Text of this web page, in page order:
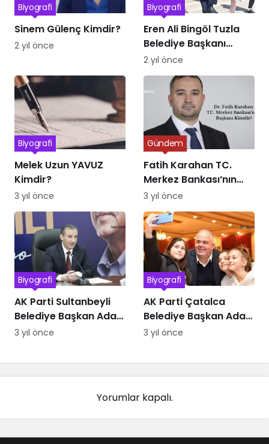
Sinem Gülenç Kimdir?
Biyografi
2 yıl önce
Eren Ali Bingöl Tuzla
Belediye Başkanı
Kimdir
Biyografi
2 yıl önce
Melek Uzun YAVUZ
Kimdir?
Biyografi
3 yıl önce
Fatih Karahan TC.
Merkez Bankası’nın
Yeni Başkanı Kimdir
Gündem
3 yıl önce
AK Parti Sultanbeyli
Belediye Başkan Adayı
Ali Tombaş Kimdir
Biyografi
3 yıl önce
AK Parti Çatalca
Belediye Başkan Adayı
Mesut Üner kimdir
Biyografi
3 yıl önce
Yorumlar kapalı.